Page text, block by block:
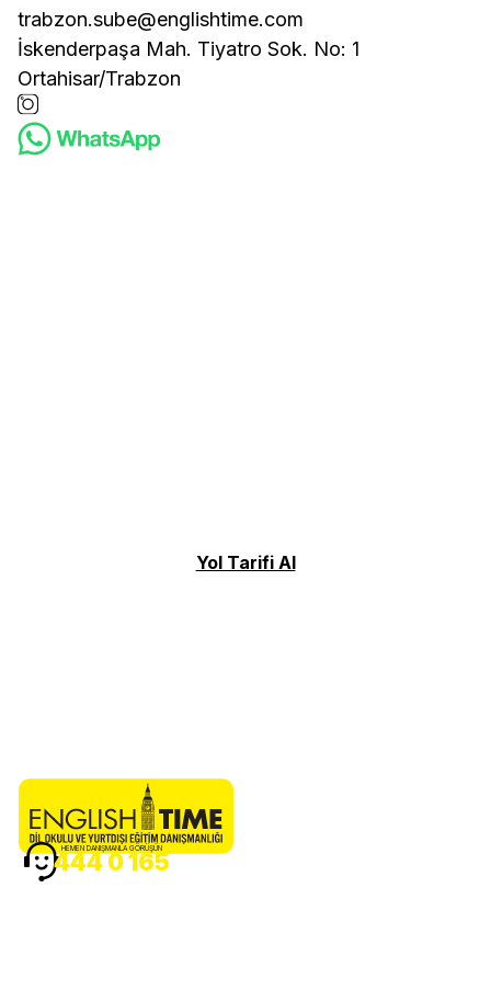
trabzon.sube@englishtime.com
İskenderpaşa Mah. Tiyatro Sok. No: 1
Ortahisar/Trabzon
Yol Tarifi Al
HEMEN DANIŞMANLA GÖRÜŞÜN
444 0 165